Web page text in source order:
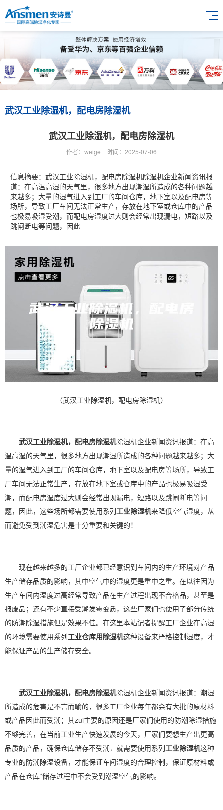
武汉工业除湿机，配电房除湿机
武汉工业除湿机，配电房除湿机
作者：weige 时间：2025-07-06
信息摘要：武汉工业除湿机，配电房除湿机除湿机企业新闻资讯报
道：在高温高湿的天气里，很多地方出现潮湿所造成的各种问题越
来越多；大量的湿气进入到工厂的车间仓库，地下室以及配电房等
场所，导致工厂车间无法正常生产，存放在地下室或仓库中的产品
也极易吸湿受潮，而配电房湿度过大则会经常出现漏电，短路以及
跳闸断电等问题，因此
（武汉工业除湿机，配电房除湿机）
武汉工业除湿机，配电房除湿机除湿机企业新闻资讯报道：在高
温高湿的天气里，很多地方出现潮湿所造成的各种问题越来越多；大
量的湿气进入到工厂的车间仓库，地下室以及配电房等场所，导致工
厂车间无法正常生产，存放在地下室或仓库中的产品也极易吸湿受
潮，而配电房湿度过大则会经常出现漏电，短路以及跳闸断电等问
题，因此，这些场所都需要使用系列工业除湿机来降低空气湿度，从
而避免受到潮湿危害是十分重要和关键的！
现在越来越多的工厂企业都已经意识到车间内的生产环境对产品
生产储存品质的影响，其中空气中的湿度更是重中之重。在以往因为
生产车间内湿度过高经常导致产品在生产过程出现不合格品，甚至是
报废品；还有不少直接受潮发霉变质，这些厂家们也使用了部分传统
的防潮除湿措施但是效果不佳。在这里本站记者提醒工厂企业在高湿
的环境需要使用系列工业仓库用除湿机这种设备来严格控制湿度，才
能保证产品的生产储存安全。
武汉工业除湿机，配电房除湿机除湿机企业新闻资讯报道：潮湿
所造成的危害是不言而喻的，很多工厂企业每年都会有大批的原材料
或产品因此而受潮；其zui主要的原因还是厂家们使用的防潮除湿措施
不够完善，在当前工业生产快速发展的今天，厂家们要想生产出更高
品质的产品，确保仓库储存不受潮，就需要使用系列工业除湿机这种
专业的防潮除湿设备，才能保证车间湿度的合理控制，保证原材料或
产品在仓库*储存过程中不会受到潮湿空气的影响。